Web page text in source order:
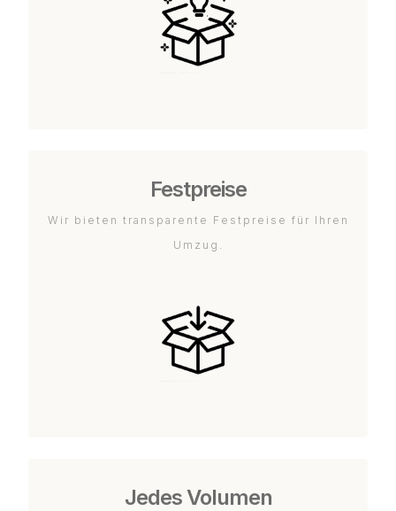
Festpreise
Wir bieten transparente Festpreise für Ihren
Umzug.
Jedes Volumen